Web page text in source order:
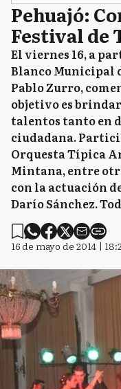
Pehuajó:
Festival de
El viernes 16, a
Blanco Municipal
Pablo Zurro,
objetivo es
talentos tanto en
ciudadana.
Orquesta Típica
Mintana, entre
con la actuación
Darío Sánchez.
16 de mayo de 2014 |